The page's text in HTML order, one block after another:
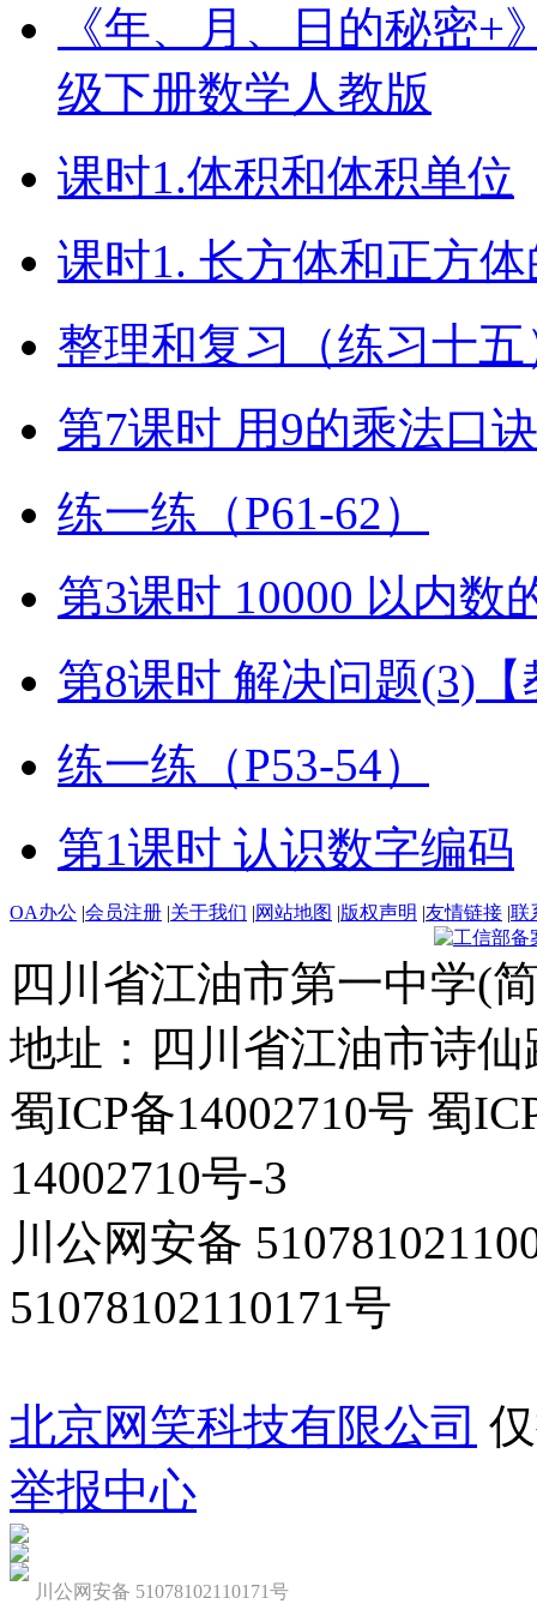
《年、月、日的秘密+
级下册数学人教版
课时1.体积和体积单位
课时1. 长方体和正方
整理和复习（练习十五
第7课时 用9的乘法口
练一练（P61-62）
第3课时 10000 以内数
第8课时 解决问题(3)
练一练（P53-54）
第1课时 认识数字编码
OA办公 |会员注册 |关于我们 |网站地图 |版权声明 |友情链接 |联
四川省江油市第一中学(
地址：四川省江油市诗仙
蜀ICP备14002710号 蜀
14002710号-3
川公网安备
51078102110171号
北京网笑科技有限公司
举报中心
川公网安备 51078102110171号